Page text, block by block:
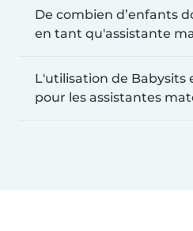
De combien d’enfants
en tant qu'assistante
L'utilisation de Babysits
pour les assistantes